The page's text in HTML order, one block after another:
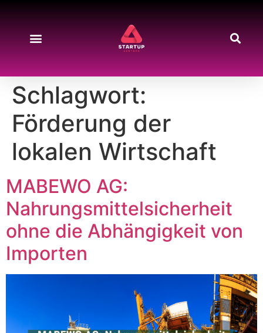
Schlagwort:
Förderung der
lokalen Wirtschaft
MABEWO AG:
Nahrungsmittelsicherheit
ohne die Abhängigkeit von
Importen